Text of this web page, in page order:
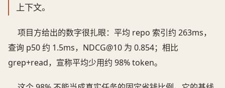
上下文。
项目方给出的数字很扎眼：平均 repo 索引约 263ms，
查询 p50 约 1.5ms，NDCG@10 为 0.854；相比
grep+read，宣称平均少用约 98% token。